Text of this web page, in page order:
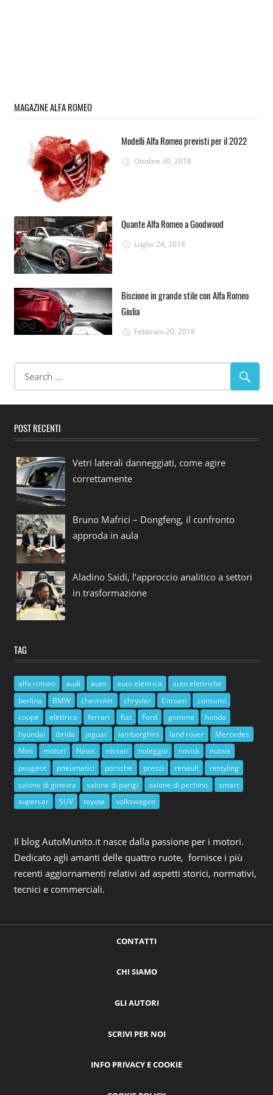
MAGAZINE ALFA ROMEO
Modelli Alfa Romeo previsti per il 2022
Ottobre 30, 2018
Quante Alfa Romeo a Goodwood
Luglio 24, 2018
Biscione in grande stile con Alfa Romeo
Giulia
Febbraio 20, 2018
POST RECENTI
Vetri laterali danneggiati, come agire
correttamente
Bruno Mafrici – Dongfeng, il confronto
approda in aula
Aladino Saidi, l’approccio analitico a settori
in trasformazione
TAG
alfa romeo audi auto auto elettrica
auto elettriche
berlina
BMW chevrolet chrysler Citroen
consumi
coupè
elettrica ferrari fiat Ford gomme
honda
hyundai
ibrida jaguar lamborghini land rover
Mercedes
Mini
motori News nissan noleggio novità
nuova
peugeot
pneumatici porsche prezzi renault
restyling
salone di ginevra
salone di parigi salone di pechino
smart
supercar
SUV toyota volkswagen
Il blog AutoMunito.it nasce dalla passione per i motori.
Dedicato agli amanti delle quattro ruote, fornisce i più
recenti aggiornamenti relativi ad aspetti storici, normativi,
tecnici e commerciali.
CONTATTI
CHI SIAMO
GLI AUTORI
SCRIVI PER NOI
INFO PRIVACY E COOKIE